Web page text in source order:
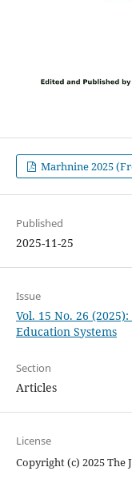
Marhnine 2025
Published
2025-11-25
Issue
Vol. 15 No. 26
Education Systems
Section
Articles
License
Copyright (c) 2025